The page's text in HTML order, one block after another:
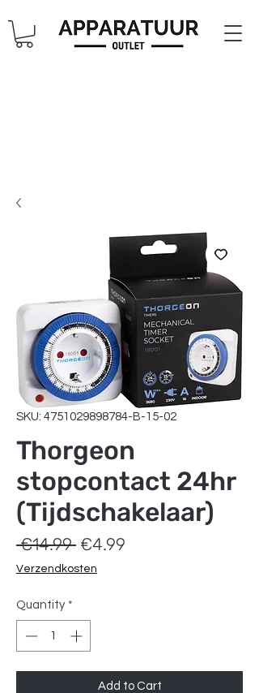
SKU: 4751029898784-B-15-02
Thorgeon
stopcontact 24hr
(Tijdschakelaar)
€14.99 Regular
Price
€4.99
Verzendkosten
Quantity *
Add to Cart